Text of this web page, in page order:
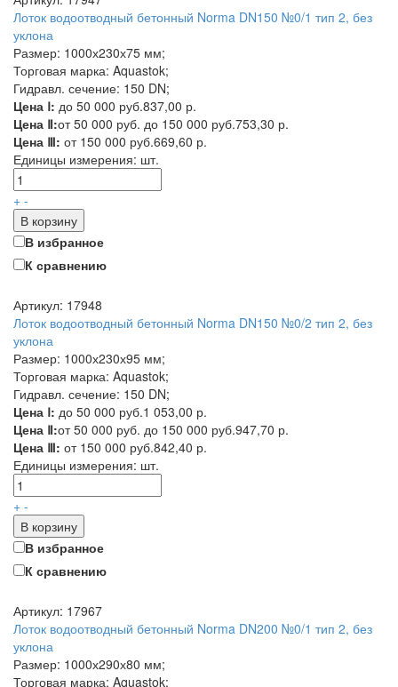
Лоток водоотводный бетонный Norma DN150 №0/1 тип 2, без
уклона
Размер: 1000х230х75 мм;
Торговая марка: Aquastok;
Гидравл. сечение: 150 DN;
Цена Ⅰ: до 50 000 руб.837,00 р.
Цена Ⅱ:от 50 000 руб. до 150 000 руб.753,30 р.
Цена Ⅲ: от 150 000 руб.669,60 р.
Единицы измерения: шт.
+ -
В корзину
В избранное
К сравнению
Артикул: 17948
Лоток водоотводный бетонный Norma DN150 №0/2 тип 2, без
уклона
Размер: 1000х230х95 мм;
Торговая марка: Aquastok;
Гидравл. сечение: 150 DN;
Цена Ⅰ: до 50 000 руб.1 053,00 р.
Цена Ⅱ:от 50 000 руб. до 150 000 руб.947,70 р.
Цена Ⅲ: от 150 000 руб.842,40 р.
Единицы измерения: шт.
+ -
В корзину
В избранное
К сравнению
Артикул: 17967
Лоток водоотводный бетонный Norma DN200 №0/1 тип 2, без
уклона
Размер: 1000х290х80 мм;
Торговая марка: Aquastok;